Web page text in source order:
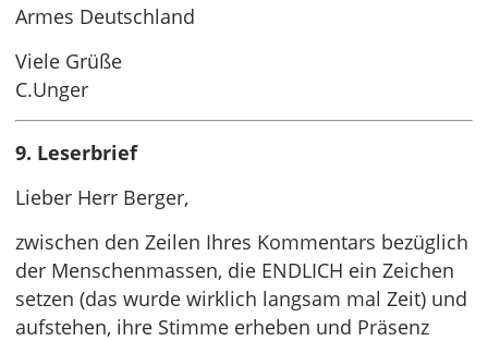
Armes Deutschland
Viele Grüße
C.Unger
9. Leserbrief
Lieber Herr Berger,
zwischen den Zeilen Ihres Kommentars bezüglich
der Menschenmassen, die ENDLICH ein Zeichen
setzen (das wurde wirklich langsam mal Zeit) und
aufstehen, ihre Stimme erheben und Präsenz